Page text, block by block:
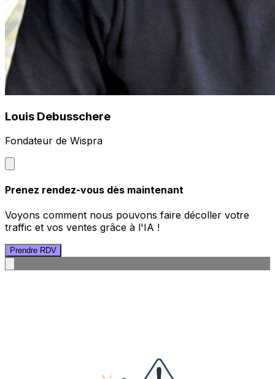
Louis Debusschere
Fondateur de Wispra
Prenez rendez-vous dès maintenant
Voyons comment nous pouvons faire décoller votre
traffic et vos ventes grâce à l'IA !
Prendre RDV